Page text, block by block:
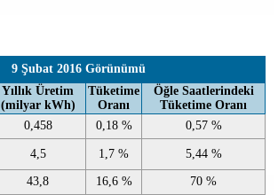
9 Şubat 2016 Görünümü
Yıllık Üretim
(milyar kWh)
Tüketime
Oranı
Öğle Saatlerindeki
Tüketime Oranı
0,458 0,18 %
0,57 %
4,5 1,7 % 5,44 %
43,8 16,6 % 70 %